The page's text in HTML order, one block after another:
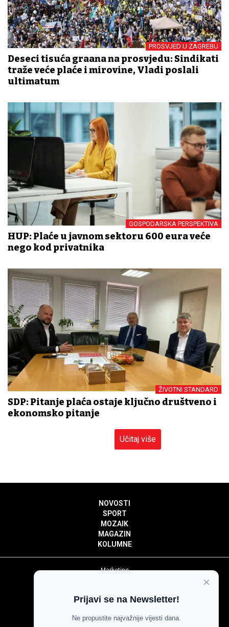
PROSVJED U ZAGREBU
Deseci tisuća građana na prosvjedu: Sindikati
traže veće plaće i mirovine, Vladi poslali
ultimatum
GOSPODARSKA PERSPEKTIVA
HUP: Plaće u javnom sektoru 600 eura veće
nego kod privatnika
ŽIVOTNI STANDARD
SDP: Pitanje plaća ostaje ključno društveno i
ekonomsko pitanje
Učitaj više
NOVOSTI
SPORT
MOZAIK
MAGAZIN
KOLUMNE
Marketing
Impressum
Pravila komentiranja
×
Prijavi se na Newsletter!
Ne propustite najvažnije vijesti dana.